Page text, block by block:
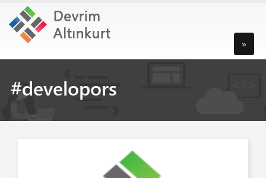
»
#developors